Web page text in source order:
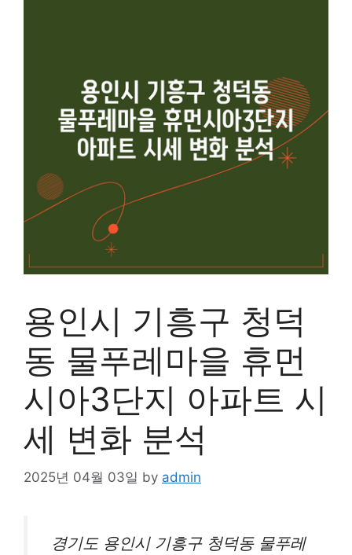
용인시 기흥구 청덕
동 물푸레마을 휴먼
시아3단지 아파트 시
세 변화 분석
2025년 04월 03일 by admin
경기도 용인시 기흥구 청덕동 물푸레